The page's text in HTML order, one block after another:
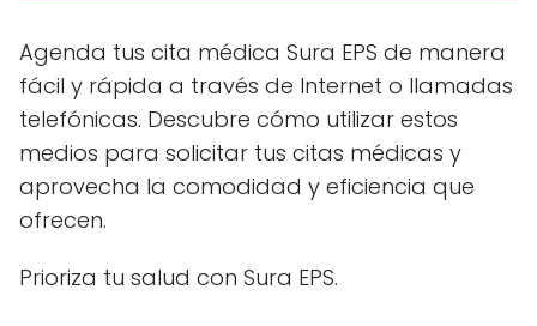
Agenda tus cita médica Sura EPS de manera
fácil y rápida a través de Internet o llamadas
telefónicas. Descubre cómo utilizar estos
medios para solicitar tus citas médicas y
aprovecha la comodidad y eficiencia que
ofrecen.
Prioriza tu salud con Sura EPS.